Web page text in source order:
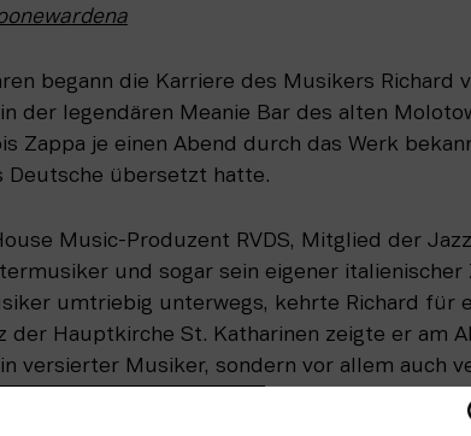
begann die Karriere des Musikers Richard
der legendären Meanie Bar des alten
Zappa je einen Abend durch das Werk
Deutsche übersetzt hatte.
Music-Produzent RVDS, Mitglied der
und sogar sein eigener
umtriebig unterwegs, kehrte Richard für
der Hauptkirche St. Katharinen zeigte er am
versierter Musiker, sondern vor allem auch